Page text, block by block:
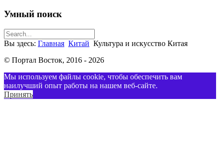
Умный поиск
Вы здесь: Главная Китай Культура и искусство Китая
© Портал Восток, 2016 - 2026
Мы используем файлы cookie, чтобы обеспечить вам
наилучший опыт работы на нашем веб-сайте.
Принять